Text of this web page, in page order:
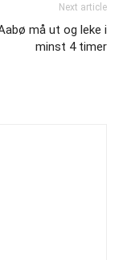
Next article
må ut og leke i
minst 4 timer